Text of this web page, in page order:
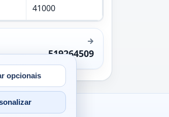
41000
519264509
opcionais